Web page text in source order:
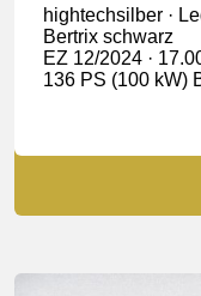
hightechsilber ·
Bertrix schwarz
EZ 12/2024 ·
136 PS (100 kW)